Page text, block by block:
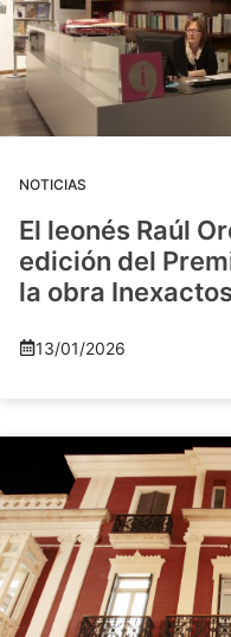
NOTICIAS
El leonés Raúl
edición del
la obra
13/01/2026